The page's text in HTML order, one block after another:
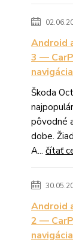
Android
3 —
Škoda
pôvodné
dobe.
A... čítať
Android
2 —